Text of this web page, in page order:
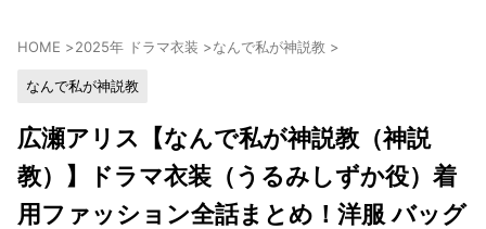
永野芽郁
・波瑠
・奈緒
・高畑充希
・
HOME >2025年 ドラマ衣装 >なんで私が神説教 >
なんで私が神説教
広瀬アリス【なんで私が神説教（神説
教）】ドラマ衣装（うるみしずか役）着
用ファッション全話まとめ！洋服 バッグ